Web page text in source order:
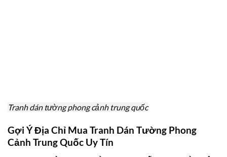
Tranh dán tường phong cảnh trung quốc
Gợi Ý Địa Chỉ Mua Tranh Dán Tường Phong
Cảnh Trung Quốc Uy Tín